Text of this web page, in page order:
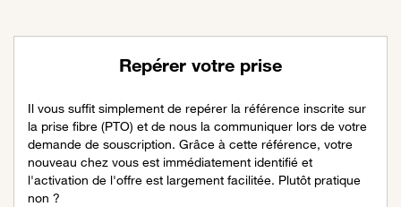
Repérer votre prise
Il vous suffit simplement de repérer la référence inscrite sur
la prise fibre (PTO) et de nous la communiquer lors de votre
demande de souscription. Grâce à cette référence, votre
nouveau chez vous est immédiatement identifié et
l'activation de l'offre est largement facilitée. Plutôt pratique
non ?